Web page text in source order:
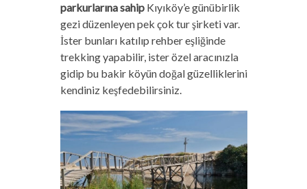
parkurlarına sahipKıyıköy’e günübirlik
gezi düzenleyen pek çok tur şirketi var.
İster bunları katılıp rehber eşliğinde
trekking yapabilir, ister özel aracınızla
gidip bu bakir köyün doğal güzelliklerini
kendiniz keşfedebilirsiniz.